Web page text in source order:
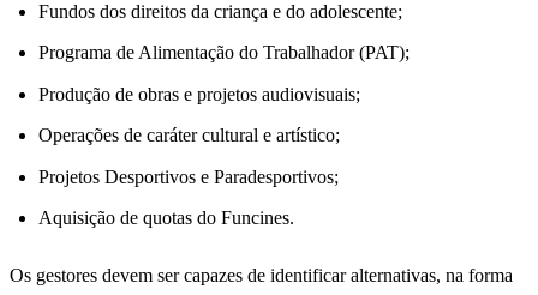
Fundos dos direitos da criança e do adolescente;
Programa de Alimentação do Trabalhador (PAT);
Produção de obras e projetos audiovisuais;
Operações de caráter cultural e artístico;
Projetos Desportivos e Paradesportivos;
Aquisição de quotas do Funcines.
Os gestores devem ser capazes de identificar alternativas, na forma